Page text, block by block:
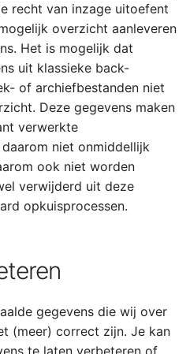
recht van inzage uitoefent
overzicht aanleveren
Het is mogelijk dat
uit klassieke back-
of archiefbestanden niet
Deze gegevens maken
verwerkte
niet onmiddellijk
ook niet worden
verwijderd uit deze
opkuisprocessen.
gegevens die wij over
(meer) correct zijn. Je kan
te laten verbeteren of